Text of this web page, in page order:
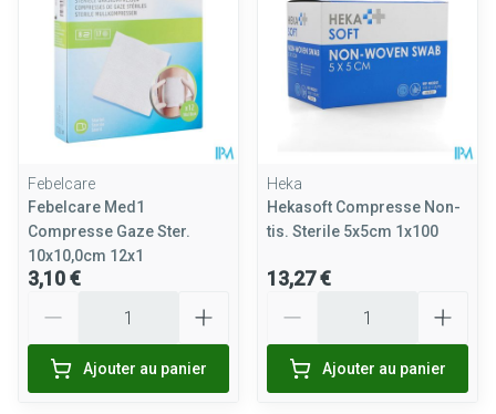
Febelcare
Febelcare Med1
Compresse Gaze Ster.
10x10,0cm 12x1
3,10 €
Ajouter au panier
Heka
Hekasoft Compresse Non-
tis. Sterile 5x5cm 1x100
13,27 €
Ajouter au panier